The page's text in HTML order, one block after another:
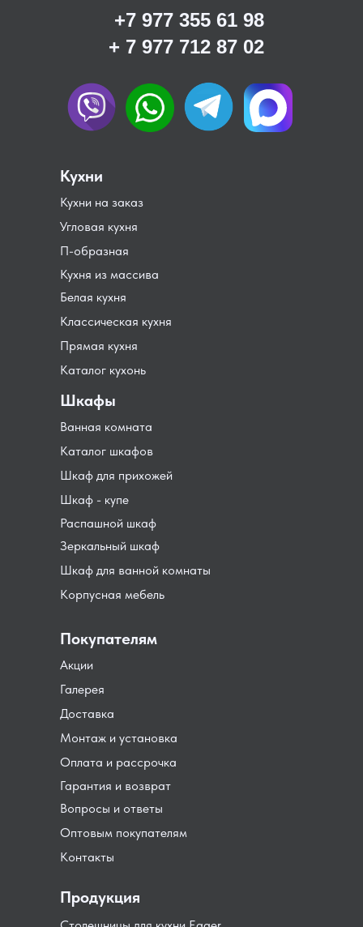
+ 7 977 712 87 02
+7 977 355 61 98
Гарантия и возврат
Монтаж и установка
Доставка
Оплата и рассрочка
Оптовым покупателям
Контакты
Вопросы и ответы
Распашной шкаф
Шкаф для прихожей
Шкаф - купе
Каталог шкафов
Шкаф для ванной комнаты
Зеркальный шкаф
Корпусная мебель
Ванная комната
Акции
Кухня из массива
Угловая кухня
Кухни на заказ
П-образная
Классическая кухня
Белая кухня
Галерея
Покупателям
Кухни
Шкафы
Продукция
Прямая кухня
Каталог кухонь